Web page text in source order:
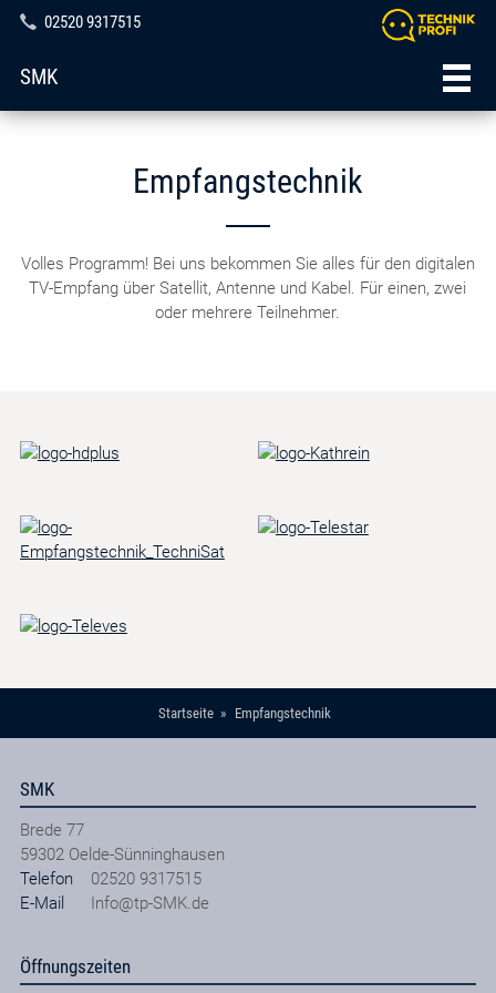
02520 9317515
SMK
Empfangstechnik
Volles Programm! Bei uns bekommen Sie alles für den digitalen
TV-Empfang über Satellit, Antenne und Kabel. Für einen, zwei
oder mehrere Teilnehmer.
Startseite Empfangstechnik
SMK
Brede 77
59302 Oelde-Sünninghausen
Telefon
02520 9317515
E-Mail
Info@tp-SMK.de
Öffnungszeiten